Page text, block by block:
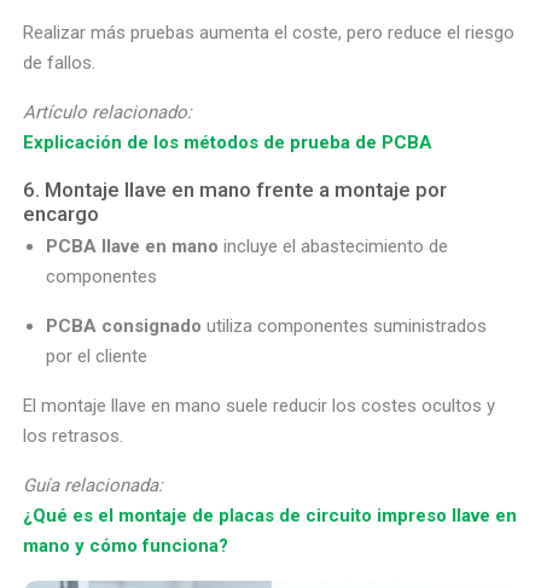
Realizar más pruebas aumenta el coste, pero reduce el riesgo
de fallos.
Artículo relacionado:
Explicación de los métodos de prueba de PCBA
6. Montaje llave en mano frente a montaje por
encargo
PCBA llave en mano incluye el abastecimiento de
componentes
PCBA consignado utiliza componentes suministrados
por el cliente
El montaje llave en mano suele reducir los costes ocultos y
los retrasos.
Guía relacionada:
¿Qué es el montaje de placas de circuito impreso llave en
mano y cómo funciona?